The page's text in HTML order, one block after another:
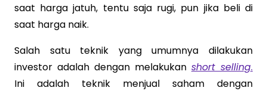
saat harga jatuh, tentu saja rugi, pun jika beli di
saat harga naik.
Salah satu teknik yang umumnya dilakukan
investor adalah dengan melakukan short selling.
Ini adalah teknik menjual saham dengan